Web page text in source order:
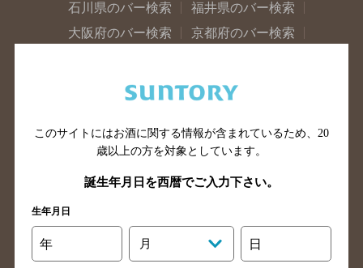
石川県のバー検索
福井県のバー検索
大阪府のバー検索
京都府のバー検索
滋賀県のバー検索
和歌山県のバー検索
山口県のバー検索
鳥取県のバー検索
島根県のバー検索
徳島県のバー検索
香川県のバー検索
愛媛県のバー検索
高知県のバー検索
長崎県のバー検索
佐賀県のバー検索
大分県のバー検索
熊本県のバー検索
このサイトにはお酒に関する情報が含まれているため、 20
歳以上の方を対象としています。
誕生年月日を西暦でご入力下さい。
生年月日
年 月 日